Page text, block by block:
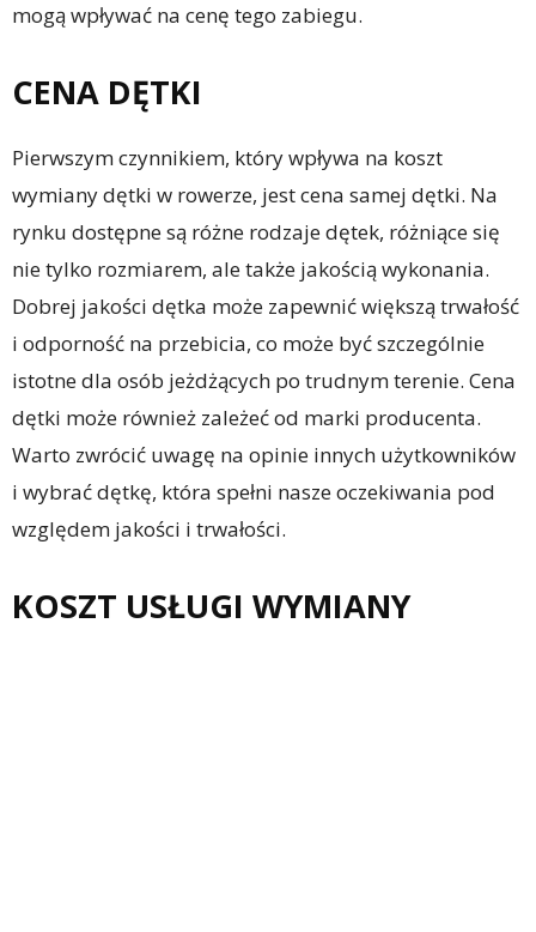
mogą wpływać na cenę tego zabiegu.
CENA DĘTKI
Pierwszym czynnikiem, który wpływa na koszt
wymiany dętki w rowerze, jest cena samej dętki. Na
rynku dostępne są różne rodzaje dętek, różniące się
nie tylko rozmiarem, ale także jakością wykonania.
Dobrej jakości dętka może zapewnić większą trwałość
i odporność na przebicia, co może być szczególnie
istotne dla osób jeżdżących po trudnym terenie. Cena
dętki może również zależeć od marki producenta.
Warto zwrócić uwagę na opinie innych użytkowników
i wybrać dętkę, która spełni nasze oczekiwania pod
względem jakości i trwałości.
KOSZT USŁUGI WYMIANY